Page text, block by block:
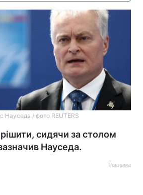
Науседа / фото REUTERS
сидячи за столом
Науседа.
Реклама